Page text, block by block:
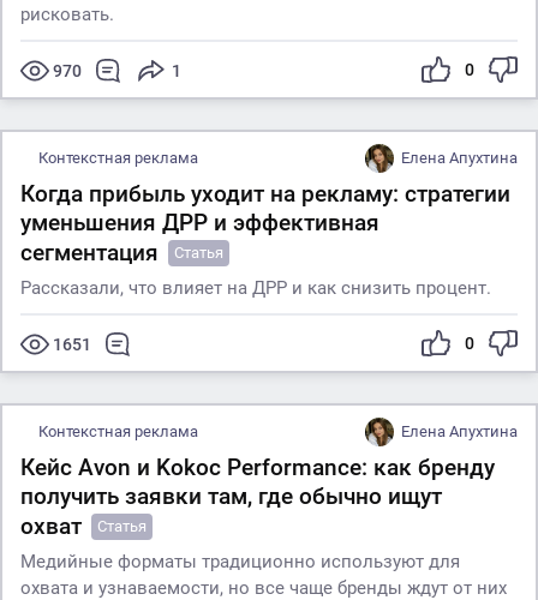
рисковать.
970 1 0
Контекстная реклама Елена Апухтина
Когда прибыль уходит на рекламу: стратегии
уменьшения ДРР и эффективная
сегментация
Статья
Рассказали, что влияет на ДРР и как снизить процент.
1651 0
Контекстная реклама Елена Апухтина
Кейс Avon и Kokoc Performance: как бренду
получить заявки там, где обычно ищут
охват
Статья
Медийные форматы традиционно используют для
охвата и узнаваемости, но все чаще бренды ждут от них